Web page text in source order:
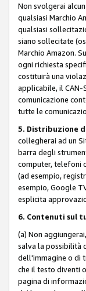
Non svolgerai
qualsiasi Marchio
qualsiasi
siano sollecitate
Marchio Amazon.
ogni richiesta
costituirà una
applicabile, il CAN-
comunicazione
tutte le
5. Distribuzione
collegherai ad un
barra degli
computer, telefoni
(ad esempio,
esempio, Google
esplicita
6. Contenuti sul
(a) Non
salva la possibilità
dell'immagine o di
che il testo diventi
pagina di